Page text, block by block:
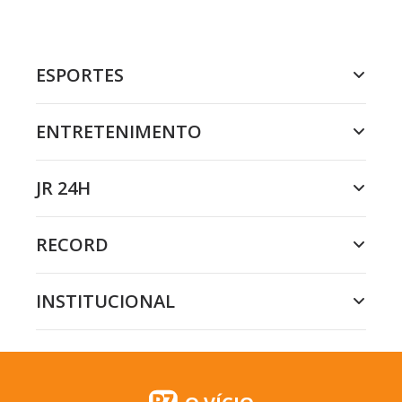
ESPORTES
ENTRETENIMENTO
JR 24H
RECORD
INSTITUCIONAL